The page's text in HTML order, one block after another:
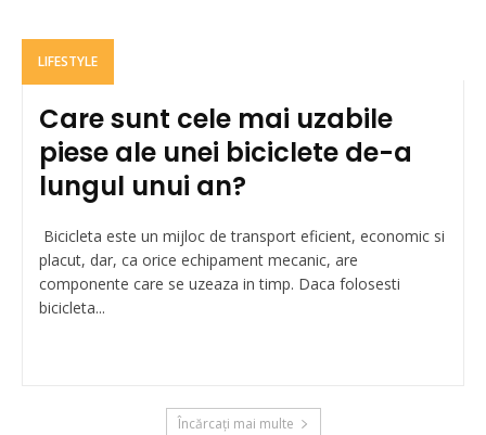
LIFESTYLE
Care sunt cele mai uzabile
piese ale unei biciclete de-a
lungul unui an?
Bicicleta este un mijloc de transport eficient, economic si
placut, dar, ca orice echipament mecanic, are
componente care se uzeaza in timp. Daca folosesti
bicicleta...
Încărcați mai multe